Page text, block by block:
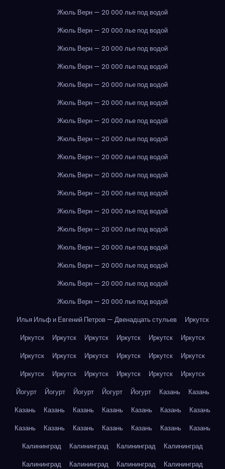
Жюль Верн — 20 000 лье под водой
Жюль Верн — 20 000 лье под водой
Жюль Верн — 20 000 лье под водой
Жюль Верн — 20 000 лье под водой
Жюль Верн — 20 000 лье под водой
Жюль Верн — 20 000 лье под водой
Жюль Верн — 20 000 лье под водой
Жюль Верн — 20 000 лье под водой
Жюль Верн — 20 000 лье под водой
Жюль Верн — 20 000 лье под водой
Жюль Верн — 20 000 лье под водой
Жюль Верн — 20 000 лье под водой
Жюль Верн — 20 000 лье под водой
Жюль Верн — 20 000 лье под водой
Жюль Верн — 20 000 лье под водой
Жюль Верн — 20 000 лье под водой
Жюль Верн — 20 000 лье под водой
Илья Ильф и Евгений Петров — Двенадцать стульев
Иркутск
Иркутск
Иркутск Иркутск Иркутск Иркутск
Иркутск
Иркутск
Иркутск Иркутск Иркутск Иркутск
Иркутск
Иркутск
Иркутск Иркутск Иркутск Иркутск
Иркутск
Йогурт
Йогурт Йогурт Йогурт Йогурт Казань
Казань
Казань
Казань Казань Казань Казань Казань
Казань
Казань
Казань Казань Казань Казань Казань
Казань
Калининград
Калининград Калининград
Калининград
Калининград
Калининград Калининград
Калининград